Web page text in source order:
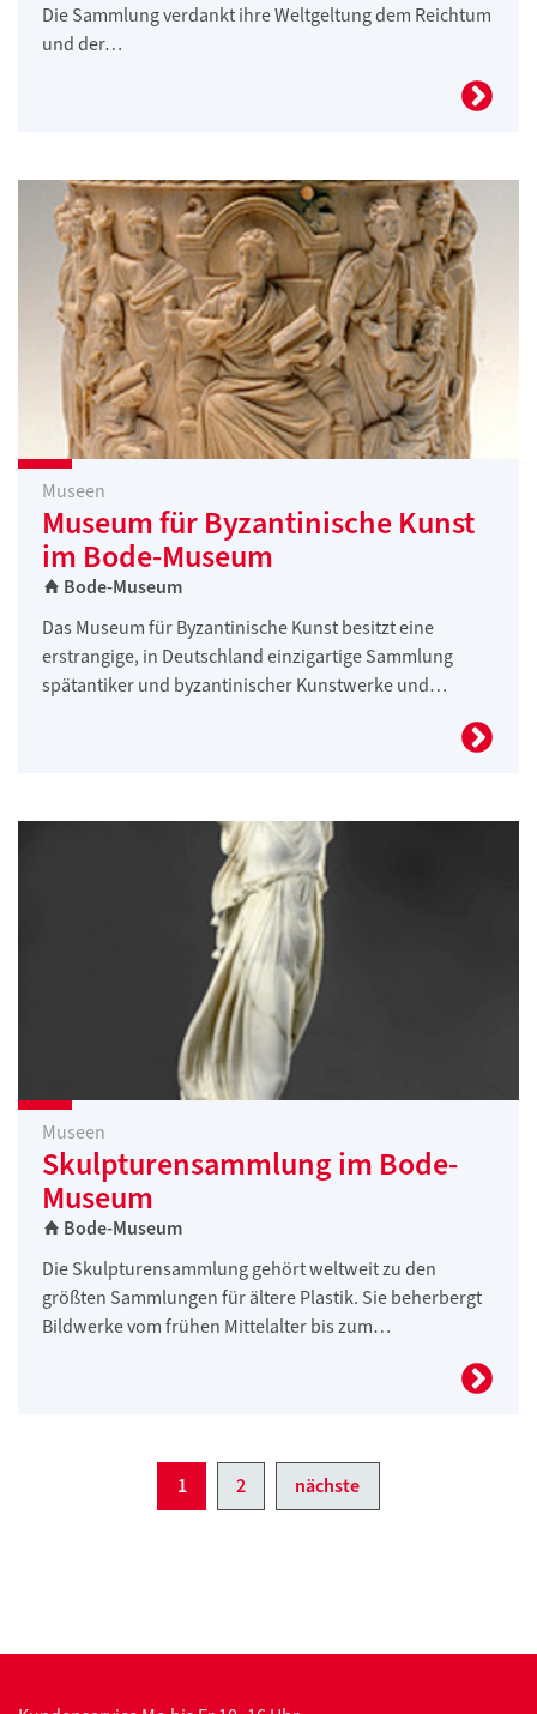
Die Sammlung verdankt ihre Weltgeltung dem Reichtum
und der…
Museen
Museum für Byzantinische Kunst
im Bode-Museum
Bode-Museum
Das Museum für Byzantinische Kunst besitzt eine
erstrangige, in Deutschland einzigartige Sammlung
spätantiker und byzantinischer Kunstwerke und…
Museen
Skulpturensammlung im Bode-
Museum
Bode-Museum
Die Skulpturensammlung gehört weltweit zu den
größten Sammlungen für ältere Plastik. Sie beherbergt
Bildwerke vom frühen Mittelalter bis zum…
1 2 nächste